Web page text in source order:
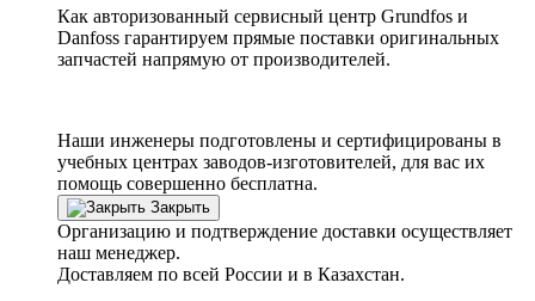
Как авторизованный сервисный центр Grundfos и
Danfoss гарантируем прямые поставки оригинальных
запчастей напрямую от производителей.
Наши инженеры подготовлены и сертифицированы в
учебных центрах заводов-изготовителей, для вас их
помощь совершенно бесплатна.
Закрыть
Организацию и подтверждение доставки осуществляет
наш менеджер.
Доставляем по всей России и в Казахстан.